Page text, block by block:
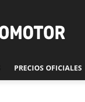
PRECIOS OFICIALES